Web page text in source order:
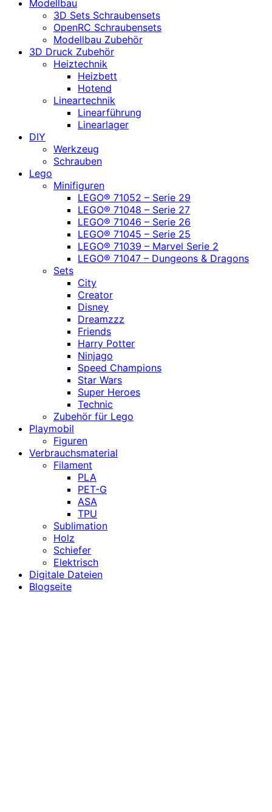
Modellbau
3D Sets Schraubensets
OpenRC Schraubensets
Modellbau Zubehör
3D Druck Zubehör
Heiztechnik
Heizbett
Hotend
Lineartechnik
Linearführung
Linearlager
DIY
Werkzeug
Schrauben
Lego
Minifiguren
LEGO® 71052 – Serie 29
LEGO® 71048 – Serie 27
LEGO® 71046 – Serie 26
LEGO® 71045 – Serie 25
LEGO® 71039 – Marvel Serie 2
LEGO® 71047 – Dungeons & Dragons
Sets
City
Creator
Disney
Dreamzzz
Friends
Harry Potter
Ninjago
Speed Champions
Star Wars
Super Heroes
Technic
Zubehör für Lego
Playmobil
Figuren
Verbrauchsmaterial
Filament
PLA
PET-G
ASA
TPU
Sublimation
Holz
Schiefer
Elektrisch
Digitale Dateien
Blogseite